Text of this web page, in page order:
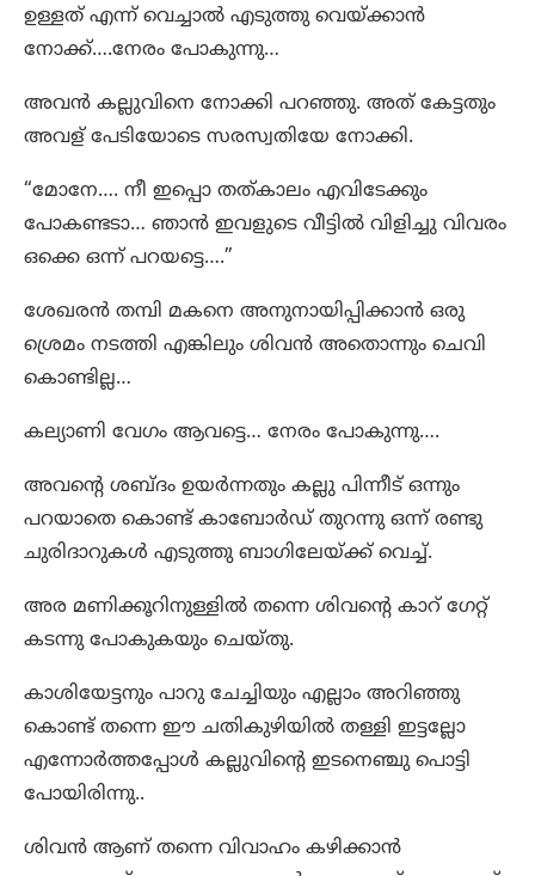
ഉള്ളത് എന്ന് വെച്ചാൽ എടുത്തു വെയ്ക്കാൻ
നോക്ക്….നേരം പോകുന്നു…
അവൻ കല്ലുവിനെ നോക്കി പറഞ്ഞു. അത് കേട്ടതും
അവള് പേടിയോടെ സരസ്വതിയേ നോക്കി.
“മോനേ…. നീ ഇപ്പൊ തത്കാലം എവിടേക്കും
പോകണ്ടടാ… ഞാൻ ഇവളുടെ വീട്ടിൽ വിളിച്ചു വിവരം
ഒക്കെ ഒന്ന് പറയട്ടെ….”
ശേഖരൻ തമ്പി മകനെ അനുനായിപ്പിക്കാൻ ഒരു
ശ്രെമം നടത്തി എങ്കിലും ശിവൻ അതൊന്നും ചെവി
കൊണ്ടില്ല…
കല്യാണി വേഗം ആവട്ടെ… നേരം പോകുന്നു….
അവന്റെ ശബ്ദം ഉയർന്നതും കല്ലു പിന്നീട് ഒന്നും
പറയാതെ കൊണ്ട് കാബോർഡ് തുറന്നു ഒന്ന് രണ്ടു
ചുരിദാറുകൾ എടുത്തു ബാഗിലേയ്ക്ക് വെച്ച്.
അര മണിക്കൂറിനുള്ളിൽ തന്നെ ശിവന്റെ കാറ് ഗേറ്റ്
കടന്നു പോകുകയും ചെയ്തു.
കാശിയേട്ടനും പാറു ചേച്ചിയും എല്ലാം അറിഞ്ഞു
കൊണ്ട് തന്നെ ഈ ചതികുഴിയിൽ തള്ളി ഇട്ടല്ലോ
എന്നോർത്തപ്പോൾ കല്ലുവിന്റെ ഇടനെഞ്ചു പൊട്ടി
പോയിരിന്നു..
ശിവൻ ആണ് തന്നെ വിവാഹം കഴിക്കാൻ